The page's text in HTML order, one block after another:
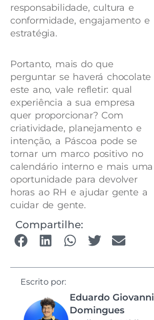
responsabilidade, cultura e
conformidade, engajamento e
estratégia.
Portanto, mais do que
perguntar se haverá chocolate
este ano, vale refletir: qual
experiência a sua empresa
quer proporcionar? Com
criatividade, planejamento e
intenção, a Páscoa pode se
tornar um marco positivo no
calendário interno e mais uma
oportunidade para devolver
horas ao RH e ajudar gente a
cuidar de gente.
Compartilhe:
Escrito por:
Eduardo Giovanni
Domingues